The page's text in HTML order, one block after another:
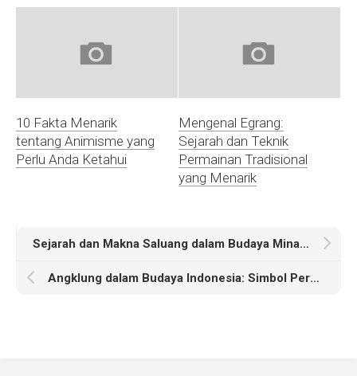
10 Fakta Menarik
tentang Animisme yang
Perlu Anda Ketahui
Mengenal Egrang:
Sejarah dan Teknik
Permainan Tradisional
yang Menarik
Sejarah dan Makna Saluang dalam Budaya Minangkabau
Angklung dalam Budaya Indonesia: Simbol Persatuan dan Harmoni